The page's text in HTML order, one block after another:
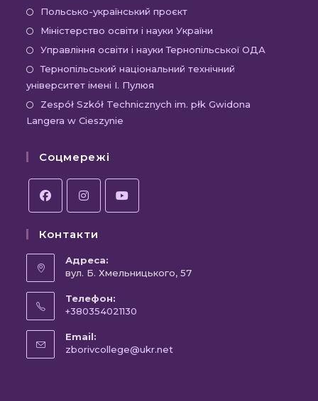
вкладці
вкладці
новій
вкладці
Польсько-український проєктВідкриється
в
новій
вкладці
Міністерство освіти і науки України
в
новій
Управління освіти і науки Тернопільської ОДА
Тернопільський національний технічний
університет імені І. Пулюя
Zespół Szkół Technicznych im. płk Gwidona
Langera w Cieszynie
Соцмережі
в
новій
вкладці
в
новій
вкладці
новій
вкладці
Контакти
Адреса:
вул. Б. Хмельницького, 57
Телефон:
+380354021130
у
Email:
zborivcollege@ukr.net